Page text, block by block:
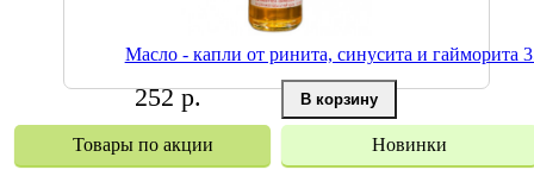
Масло - капли от ринита, синусита и гайморита
252 р.
Товары по акции Новинки